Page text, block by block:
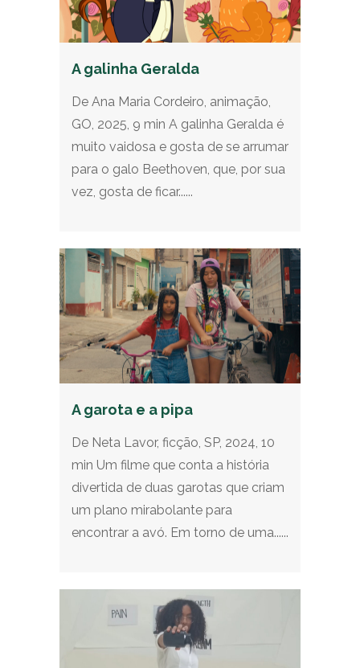
A galinha Geralda
De Ana Maria Cordeiro, animação,
GO, 2025, 9 min A galinha Geralda é
muito vaidosa e gosta de se arrumar
para o galo Beethoven, que, por sua
vez, gosta de ficar......
A garota e a pipa
De Neta Lavor, ficção, SP, 2024, 10
min Um filme que conta a história
divertida de duas garotas que criam
um plano mirabolante para
encontrar a avó. Em torno de uma......